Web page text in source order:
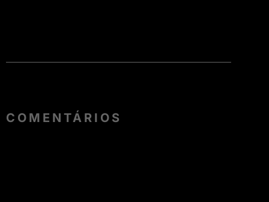
COMENTÁRIOS